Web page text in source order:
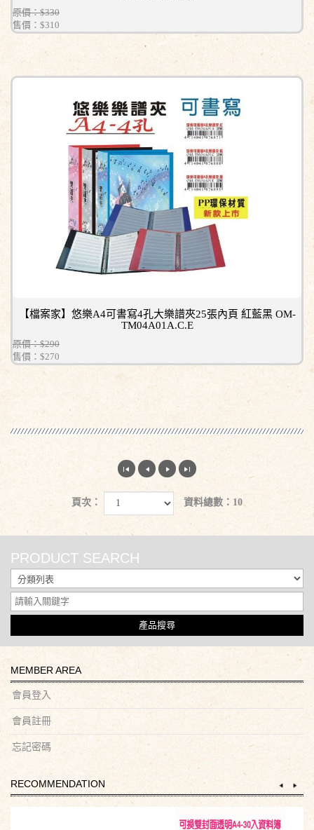
原價：$330
售價： $310
【檔案家】悠樂A4可書寫4孔大樂譜夾25張內頁 紅藍黑 OM-
TM04A01A.C.E
原價：$290
售價： $270
頁次： 資料總數：10
PRODUCT SEARCH
產品搜尋
MEMBER AREA
會員登入
會員註冊
忘記密碼
RECOMMENDATION